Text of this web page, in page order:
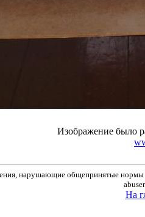
Изображение было
нарушающие общепринятые нормы
На